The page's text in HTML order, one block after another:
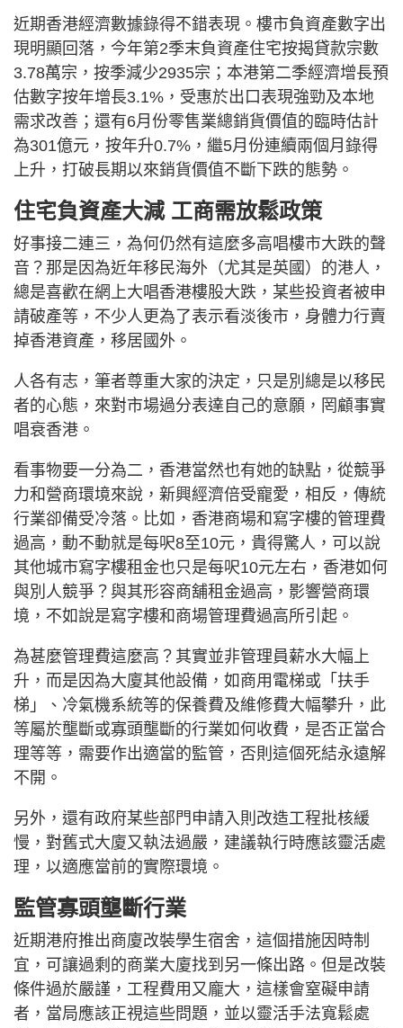
近期香港經濟數據錄得不錯表現。樓市負資產數字出
現明顯回落，今年第2季末負資產住宅按揭貸款宗數
3.78萬宗，按季減少2935宗；本港第二季經濟增長預
估數字按年增長3.1%，受惠於出口表現強勁及本地
需求改善；還有6月份零售業總銷貨價值的臨時估計
為301億元，按年升0.7%，繼5月份連續兩個月錄得
上升，打破長期以來銷貨價值不斷下跌的態勢。
住宅負資產大減 工商需放鬆政策
好事接二連三，為何仍然有這麼多高唱樓市大跌的聲
音？那是因為近年移民海外（尤其是英國）的港人，
總是喜歡在網上大唱香港樓股大跌，某些投資者被申
請破產等，不少人更為了表示看淡後市，身體力行賣
掉香港資產，移居國外。
人各有志，筆者尊重大家的決定，只是別總是以移民
者的心態，來對市場過分表達自己的意願，罔顧事實
唱衰香港。
看事物要一分為二，香港當然也有她的缺點，從競爭
力和營商環境來說，新興經濟倍受寵愛，相反，傳統
行業卻備受冷落。比如，香港商場和寫字樓的管理費
過高，動不動就是每呎8至10元，貴得驚人，可以說
其他城市寫字樓租金也只是每呎10元左右，香港如何
與別人競爭？與其形容商舖租金過高，影響營商環
境，不如說是寫字樓和商場管理費過高所引起。
為甚麼管理費這麼高？其實並非管理員薪水大幅上
升，而是因為大廈其他設備，如商用電梯或「扶手
梯」、冷氣機系統等的保養費及維修費大幅攀升，此
等屬於壟斷或寡頭壟斷的行業如何收費，是否正當合
理等等，需要作出適當的監管，否則這個死結永遠解
不開。
另外，還有政府某些部門申請入則改造工程批核緩
慢，對舊式大廈又執法過嚴，建議執行時應該靈活處
理，以適應當前的實際環境。
監管寡頭壟斷行業
近期港府推出商廈改裝學生宿舍，這個措施因時制
宜，可讓過剩的商業大廈找到另一條出路。但是改裝
條件過於嚴謹，工程費用又龐大，這樣會窒礙申請
者，當局應該正視這些問題，並以靈活手法寬鬆處